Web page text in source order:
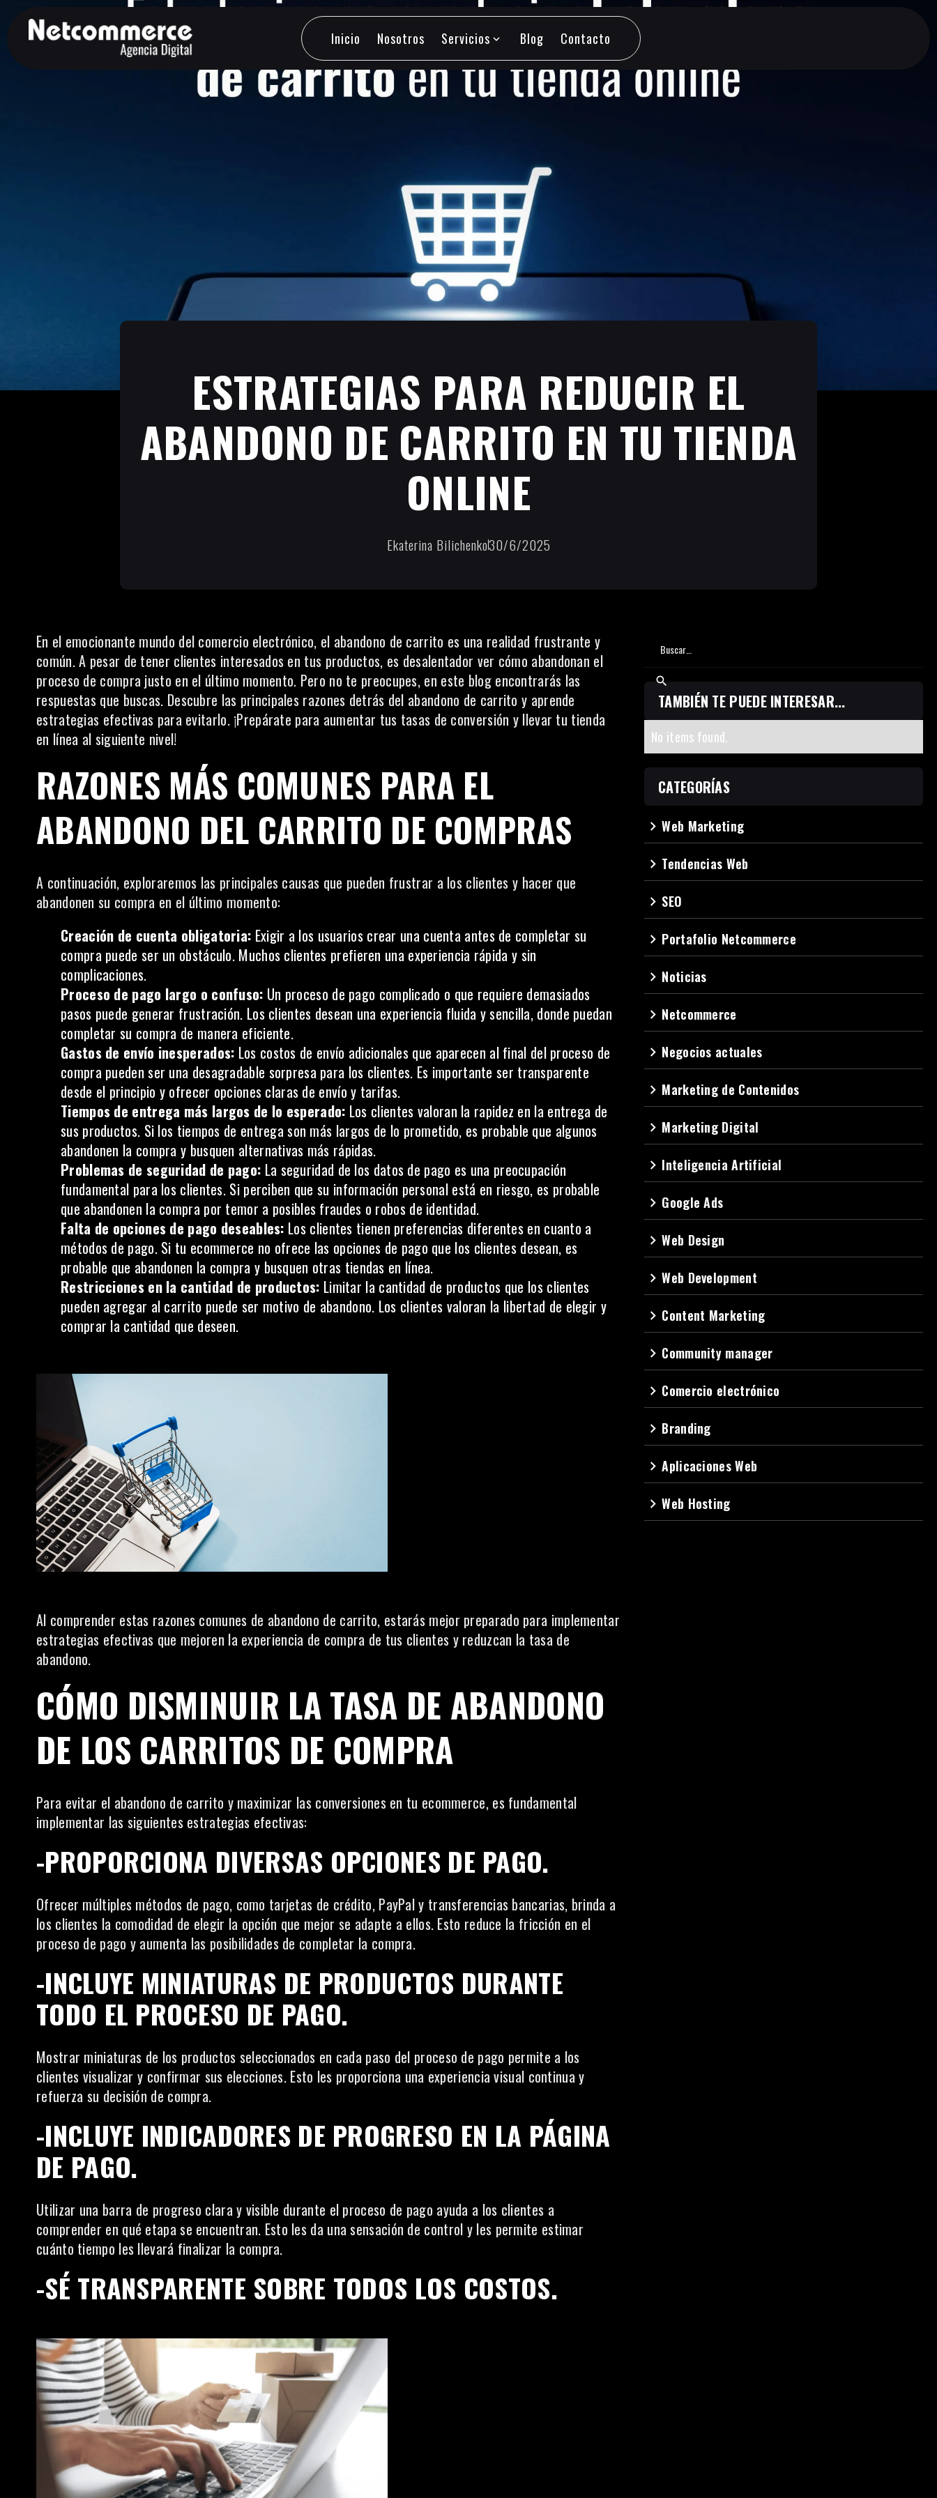
Inicio
Nosotros
Servicios expand_more
Blog
Contacto
ESTRATEGIAS PARA REDUCIR EL
ABANDONO DE CARRITO EN TU TIENDA
ONLINE
Ekaterina Bilichenko30/6/2025
En el emocionante mundo del comercio electrónico, el abandono de carrito es una realidad frustrante y
común. A pesar de tener clientes interesados en tus productos, es desalentador ver cómo abandonan el
proceso de compra justo en el último momento. Pero no te preocupes, en este blog encontrarás las
respuestas que buscas. Descubre las principales razones detrás del abandono de carrito y aprende
estrategias efectivas para evitarlo. ¡Prepárate para aumentar tus tasas de conversión y llevar tu tienda
en línea al siguiente nivel!
RAZONES MÁS COMUNES PARA EL
ABANDONO DEL CARRITO DE COMPRAS
A continuación, exploraremos las principales causas que pueden frustrar a los clientes y hacer que
abandonen su compra en el último momento:
Creación de cuenta obligatoria: Exigir a los usuarios crear una cuenta antes de completar su
compra puede ser un obstáculo. Muchos clientes prefieren una experiencia rápida y sin
complicaciones.
Proceso de pago largo o confuso: Un proceso de pago complicado o que requiere demasiados
pasos puede generar frustración. Los clientes desean una experiencia fluida y sencilla, donde puedan
completar su compra de manera eficiente.
Gastos de envío inesperados: Los costos de envío adicionales que aparecen al final del proceso de
compra pueden ser una desagradable sorpresa para los clientes. Es importante ser transparente
desde el principio y ofrecer opciones claras de envío y tarifas.
Tiempos de entrega más largos de lo esperado: Los clientes valoran la rapidez en la entrega de
sus productos. Si los tiempos de entrega son más largos de lo prometido, es probable que algunos
abandonen la compra y busquen alternativas más rápidas.
Problemas de seguridad de pago: La seguridad de los datos de pago es una preocupación
fundamental para los clientes. Si perciben que su información personal está en riesgo, es probable
que abandonen la compra por temor a posibles fraudes o robos de identidad.
Falta de opciones de pago deseables: Los clientes tienen preferencias diferentes en cuanto a
métodos de pago. Si tu ecommerce no ofrece las opciones de pago que los clientes desean, es
probable que abandonen la compra y busquen otras tiendas en línea.
Restricciones en la cantidad de productos: Limitar la cantidad de productos que los clientes
pueden agregar al carrito puede ser motivo de abandono. Los clientes valoran la libertad de elegir y
comprar la cantidad que deseen.
Al comprender estas razones comunes de abandono de carrito, estarás mejor preparado para implementar
estrategias efectivas que mejoren la experiencia de compra de tus clientes y reduzcan la tasa de
abandono.
CÓMO DISMINUIR LA TASA DE ABANDONO
DE LOS CARRITOS DE COMPRA
Para evitar el abandono de carrito y maximizar las conversiones en tu ecommerce, es fundamental
implementar las siguientes estrategias efectivas:
-PROPORCIONA DIVERSAS OPCIONES DE PAGO.
Ofrecer múltiples métodos de pago, como tarjetas de crédito, PayPal y transferencias bancarias, brinda a
los clientes la comodidad de elegir la opción que mejor se adapte a ellos. Esto reduce la fricción en el
proceso de pago y aumenta las posibilidades de completar la compra.
-INCLUYE MINIATURAS DE PRODUCTOS DURANTE
TODO EL PROCESO DE PAGO.
Mostrar miniaturas de los productos seleccionados en cada paso del proceso de pago permite a los
clientes visualizar y confirmar sus elecciones. Esto les proporciona una experiencia visual continua y
refuerza su decisión de compra.
-INCLUYE INDICADORES DE PROGRESO EN LA PÁGINA
DE PAGO.
Utilizar una barra de progreso clara y visible durante el proceso de pago ayuda a los clientes a
comprender en qué etapa se encuentran. Esto les da una sensación de control y les permite estimar
cuánto tiempo les llevará finalizar la compra.
-SÉ TRANSPARENTE SOBRE TODOS LOS COSTOS.
TAMBIÉN TE PUEDE INTERESAR...
No items found.
CATEGORÍAS
navigate_nextWeb Marketing
navigate_next Tendencias Web
navigate_next SEO
navigate_next Portafolio Netcommerce
navigate_next Noticias
navigate_next Netcommerce
navigate_next Negocios actuales
navigate_next Marketing de Contenidos
navigate_next Marketing Digital
navigate_next Inteligencia Artificial
navigate_next Google Ads
navigate_nextWeb Design
navigate_nextWeb Development
navigate_next Content Marketing
navigate_next Community manager
navigate_next Comercio electrónico
navigate_next Branding
navigate_nextAplicaciones Web
navigate_nextWeb Hosting